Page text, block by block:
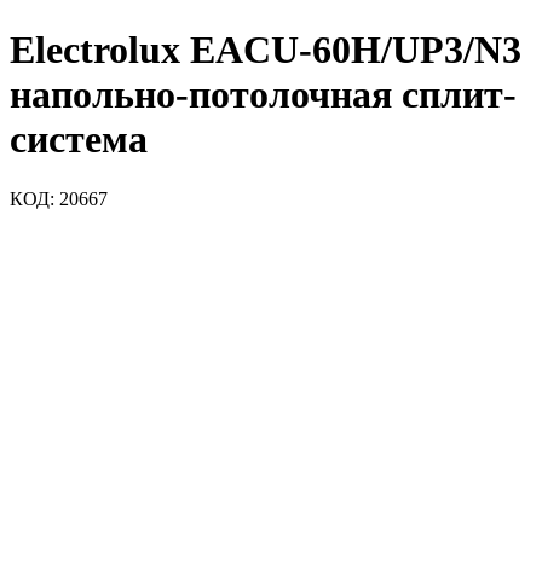
Electrolux EACU-60H/UP3/N3
напольно-потолочная сплит-
система
КОД: 20667